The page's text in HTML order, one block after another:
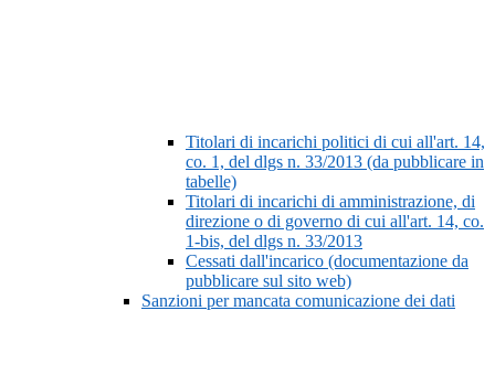
Titolari di incarichi politici di cui all'art. 14,
co. 1, del dlgs n. 33/2013 (da pubblicare in
tabelle)
Titolari di incarichi di amministrazione, di
direzione o di governo di cui all'art. 14, co.
1-bis, del dlgs n. 33/2013
Cessati dall'incarico (documentazione da
pubblicare sul sito web)
Sanzioni per mancata comunicazione dei dati